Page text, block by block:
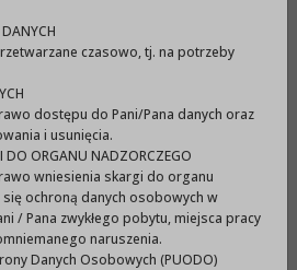
ofert na realizację
rok 2009 w dziedzinie
poprzez osiągnięcia
zadania.
czasowo, tj. na potrzeby
dostępu do Pani/Pana danych oraz
i usunięcia.
DO ORGANU NADZORCZEGO
wniesienia skargi do organu
ochroną danych osobowych w
/ Pana zwykłego pobytu, miejsca pracy
naruszenia.
Danych Osobowych (PUODO)